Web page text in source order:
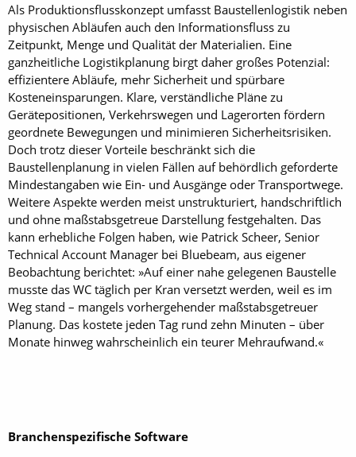
Als Produktionsflusskonzept umfasst Baustellenlogistik neben
physischen Abläufen auch den Informationsfluss zu
Zeitpunkt, Menge und Qualität der Materialien. Eine
ganzheitliche Logistikplanung birgt daher großes Potenzial:
effizientere Abläufe, mehr Sicherheit und spürbare
Kosteneinsparungen. Klare, verständliche Pläne zu
Gerätepositionen, Verkehrswegen und Lagerorten fördern
geordnete Bewegungen und minimieren Sicherheitsrisiken.
Doch trotz dieser Vorteile beschränkt sich die
Baustellenplanung in vielen Fällen auf behördlich geforderte
Mindestangaben wie Ein- und Ausgänge oder Transportwege.
Weitere Aspekte werden meist unstrukturiert, handschriftlich
und ohne maßstabsgetreue Darstellung festgehalten. Das
kann erhebliche Folgen haben, wie Patrick Scheer, Senior
Technical Account Manager bei Bluebeam, aus eigener
Beobachtung berichtet: »Auf einer nahe gelegenen Baustelle
musste das WC täglich per Kran versetzt werden, weil es im
Weg stand – mangels vorhergehender maßstabsgetreuer
Planung. Das kostete jeden Tag rund zehn Minuten – über
Monate hinweg wahrscheinlich ein teurer Mehraufwand.«
Branchenspezifische Software